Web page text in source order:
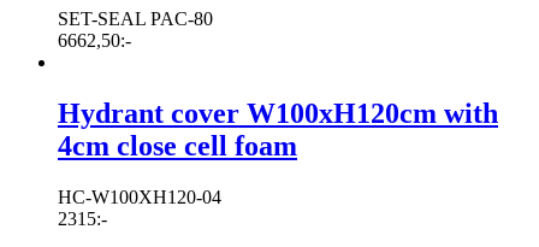
SET-SEAL PAC-80
6662,50:-
Hydrant cover W100xH120cm with
4cm close cell foam
HC-W100XH120-04
2315:-